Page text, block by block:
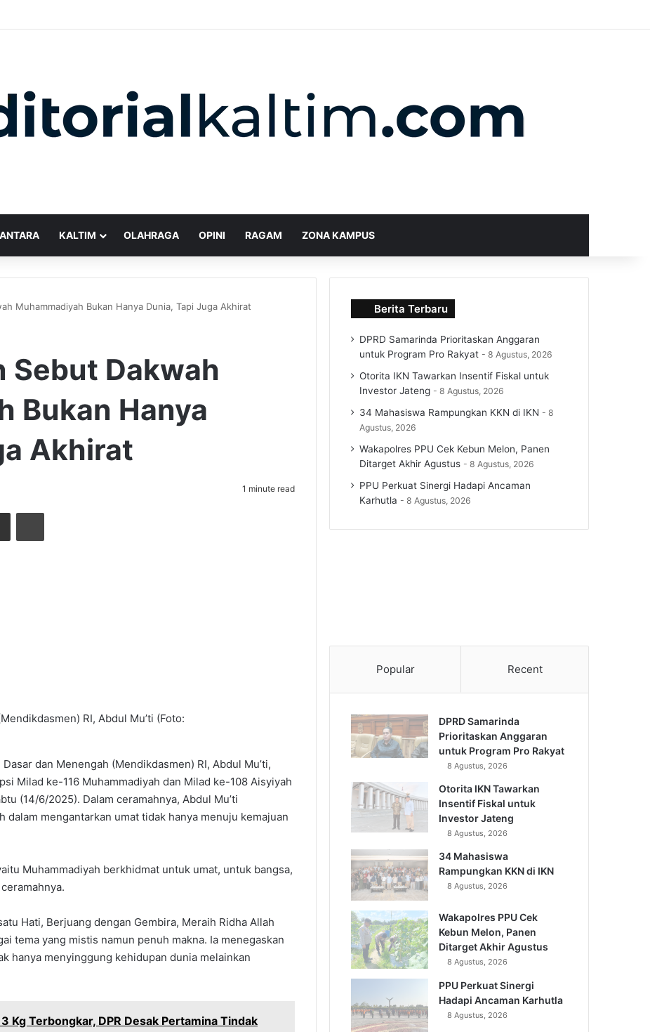
KALTIM OLAHRAGA OPINI RAGAM ZONA KAMPUS
Muhammadiyah Bukan Hanya Dunia, Tapi Juga Akhirat
Sebut Dakwah
Bukan Hanya
Akhirat
1 minute read
Share via Email Cetak
RI, Abdul Mu’ti (Foto:
dan Menengah (Mendikdasmen) RI, Abdul Mu’ti,
Milad ke-116 Muhammadiyah dan Milad ke-108 Aisyiyah
(14/6/2025). Dalam ceramahnya, Abdul Mu’ti
dalam mengantarkan umat tidak hanya menuju kemajuan
Muhammadiyah berkhidmat untuk umat, untuk bangsa,
Hati, Berjuang dengan Gembira, Meraih Ridha Allah
tema yang mistis namun penuh makna. Ia menegaskan
hanya menyinggung kehidupan dunia melainkan
Kg Terbongkar, DPR Desak Pertamina Tindak
Berita Terbaru
DPRD Samarinda Prioritaskan Anggaran
untuk Program Pro Rakyat
8 Agustus, 2026
Otorita IKN Tawarkan Insentif Fiskal untuk
Investor Jateng
8 Agustus, 2026
34 Mahasiswa Rampungkan KKN di IKN
8
Agustus, 2026
Wakapolres PPU Cek Kebun Melon, Panen
Ditarget Akhir Agustus
8 Agustus, 2026
PPU Perkuat Sinergi Hadapi Ancaman
Karhutla
8 Agustus, 2026
Popular Recent
DPRD Samarinda
Prioritaskan Anggaran
untuk Program Pro Rakyat
8 Agustus, 2026
Otorita IKN Tawarkan
Insentif Fiskal untuk
Investor Jateng
8 Agustus, 2026
34 Mahasiswa
Rampungkan KKN di IKN
8 Agustus, 2026
Wakapolres PPU Cek
Kebun Melon, Panen
Ditarget Akhir Agustus
8 Agustus, 2026
PPU Perkuat Sinergi
Hadapi Ancaman Karhutla
8 Agustus, 2026